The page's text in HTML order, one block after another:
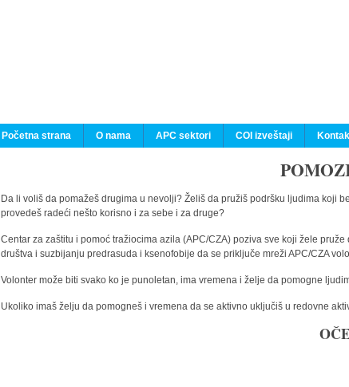
Početna strana
O nama APC sektori COI izveštaji
Da li voliš da pomažeš drugima u nevolji? Želiš da pružiš podršku ljudima koji
provedeš radeći nešto korisno i za sebe i za druge?
Centar za zaštitu i pomoć tražiocima azila (APC/CZA) poziva sve koji žele
društva i suzbijanju predrasuda i ksenofobije da se priključe mreži APC/CZA
Volonter može biti svako ko je punoletan, ima vremena i želje da pomogne
Ukoliko imaš želju da pomogneš i vremena da se aktivno uključiš u redovne